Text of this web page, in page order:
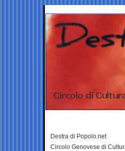
Destra di Popolo.net
Circolo Genovese di